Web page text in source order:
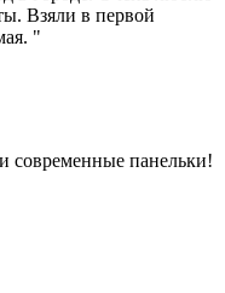
Взяли в первой
"
современные панельки!